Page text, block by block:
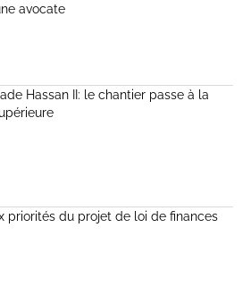
avocate
Hassan II: le chantier passe à la
priorités du projet de loi de finances